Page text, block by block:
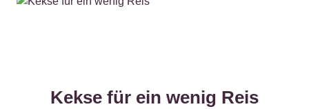
10 min Vegetarisch
Kekse für ein wenig Reis